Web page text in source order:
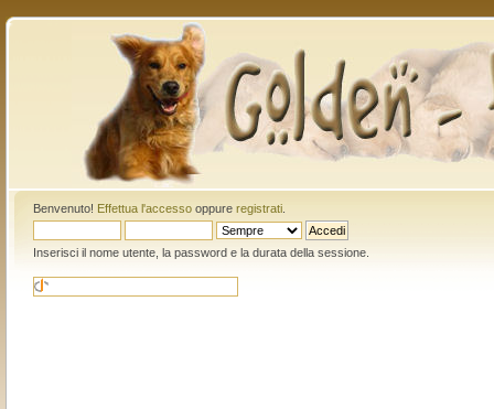
Benvenuto! Effettua l'accessooppure registrati.
Inserisci il nome utente, la password e la durata della sessione.